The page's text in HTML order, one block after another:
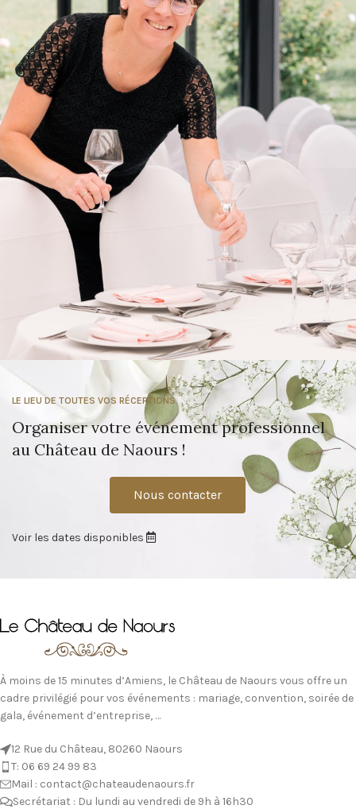
LE LIEU DE TOUTES VOS RÉCEPTIONS
Organiser votre événement professionnel
au Château de Naours !
Nous contacter
Voir les dates disponibles
À moins de 15 minutes d’Amiens, le Château de Naours vous offre un
cadre privilégié pour vos événements : mariage, convention, soirée de
gala, événement d’entreprise, …
12 Rue du Château, 80260 Naours
T: 06 69 24 99 83
Mail : contact@chateaudenaours.fr
Secrétariat : Du lundi au vendredi de 9h à 16h30